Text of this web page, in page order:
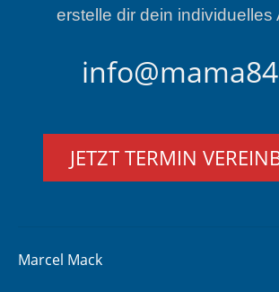
erstelle dir dein individuelles
JETZT TERMIN
Marcel Mack